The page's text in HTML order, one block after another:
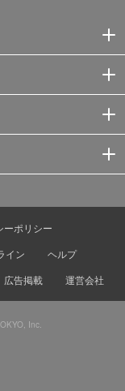
ーポリシー
イン
ヘルプ
広告掲載 運営会社
Inc.